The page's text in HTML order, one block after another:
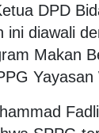
DPD
ini diawali
Makan
Yayasan